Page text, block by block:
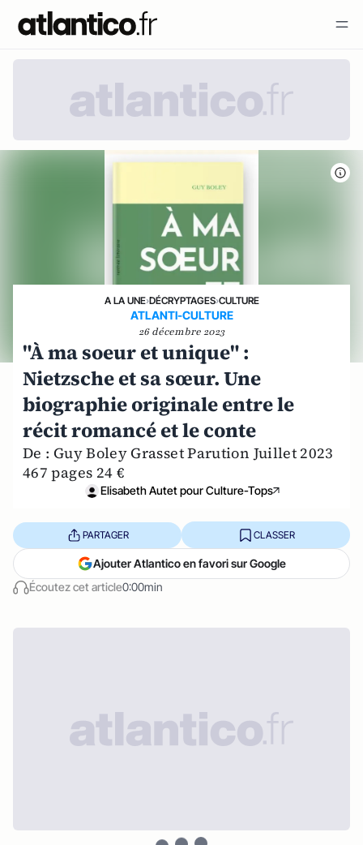
A LA UNE›DÉCRYPTAGES›CULTURE
ATLANTI-CULTURE
26 décembre 2023
"À ma soeur et unique" :
Nietzsche et sa sœur. Une
biographie originale entre le
récit romancé et le conte
De : Guy Boley Grasset Parution Juillet 2023
467 pages 24 €
Elisabeth Autet pour Culture-Tops
Écoutez cet article0:00min
PARTAGER CLASSER
Ajouter Atlantico en favori sur Google